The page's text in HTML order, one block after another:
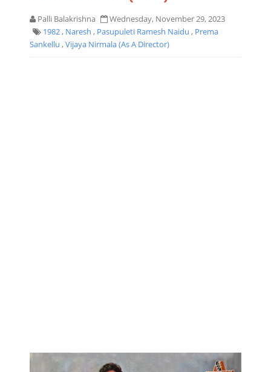
Palli Balakrishna
Wednesday, November 29, 2023
1982, Naresh , Pasupuleti Ramesh Naidu , Prema
Sankellu ,Vijaya Nirmala (as A Director)